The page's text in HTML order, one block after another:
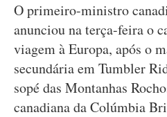
O primeiro-ministro
anunciou na terça-feira o
viagem à Europa, após o
secundária em Tumbler
sopé das Montanhas
canadiana da Colúmbia